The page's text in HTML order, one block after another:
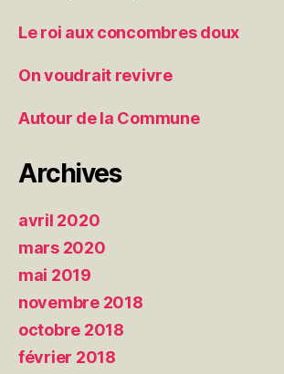
Le roi aux concombres doux
On voudrait revivre
Autour de la Commune
Archives
avril 2020
mars 2020
mai 2019
novembre 2018
octobre 2018
février 2018